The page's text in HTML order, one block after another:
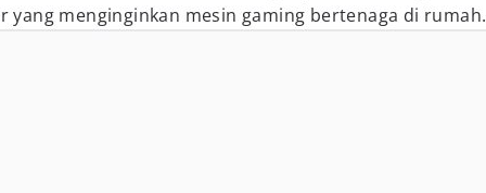
yang menginginkan mesin gaming bertenaga di rumah.